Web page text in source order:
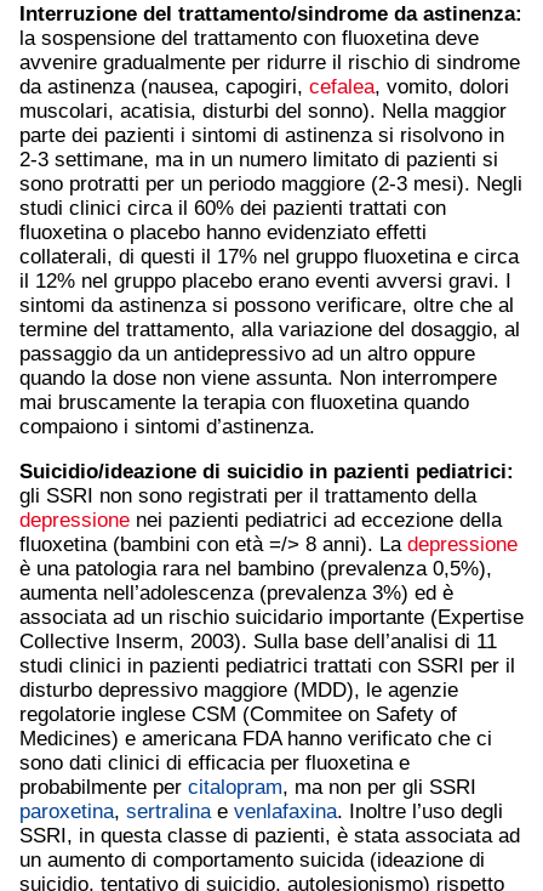
Interruzione del trattamento/sindrome da astinenza:
la sospensione del trattamento con fluoxetina deve
avvenire gradualmente per ridurre il rischio di sindrome
da astinenza (nausea, capogiri, cefalea, vomito, dolori
muscolari, acatisia, disturbi del sonno). Nella maggior
parte dei pazienti i sintomi di astinenza si risolvono in
2-3 settimane, ma in un numero limitato di pazienti si
sono protratti per un periodo maggiore (2-3 mesi). Negli
studi clinici circa il 60% dei pazienti trattati con
fluoxetina o placebo hanno evidenziato effetti
collaterali, di questi il 17% nel gruppo fluoxetina e circa
il 12% nel gruppo placebo erano eventi avversi gravi. I
sintomi da astinenza si possono verificare, oltre che al
termine del trattamento, alla variazione del dosaggio, al
passaggio da un antidepressivo ad un altro oppure
quando la dose non viene assunta. Non interrompere
mai bruscamente la terapia con fluoxetina quando
compaiono i sintomi d’astinenza.
Suicidio/ideazione di suicidio in pazienti pediatrici:
gli SSRI non sono registrati per il trattamento della
depressione nei pazienti pediatrici ad eccezione della
fluoxetina (bambini con età =/> 8 anni). La depressione
è una patologia rara nel bambino (prevalenza 0,5%),
aumenta nell’adolescenza (prevalenza 3%) ed è
associata ad un rischio suicidario importante (Expertise
Collective Inserm, 2003). Sulla base dell’analisi di 11
studi clinici in pazienti pediatrici trattati con SSRI per il
disturbo depressivo maggiore (MDD), le agenzie
regolatorie inglese CSM (Commitee on Safety of
Medicines) e americana FDA hanno verificato che ci
sono dati clinici di efficacia per fluoxetina e
probabilmente per citalopram, ma non per gli SSRI
paroxetina, sertralinae venlafaxina. Inoltre l’uso degli
SSRI, in questa classe di pazienti, è stata associata ad
un aumento di comportamento suicida (ideazione di
suicidio, tentativo di suicidio, autolesionismo) rispetto